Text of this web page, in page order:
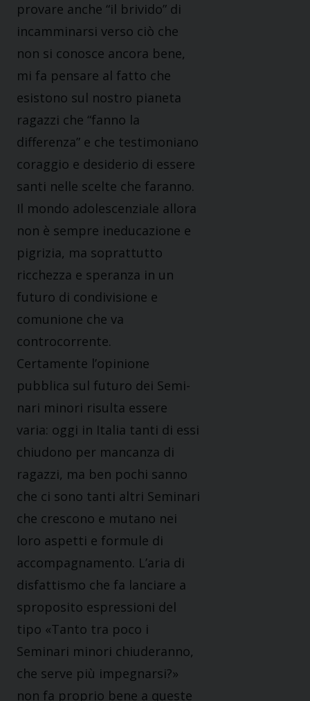
provare anche “il brivido” di
incamminarsi verso ciò che
non si conosce ancora bene,
mi fa pensare al fatto che
esistono sul nostro pianeta
ragazzi che “fanno la
differenza” e che testimoniano
coraggio e desiderio di essere
santi nelle scelte che faranno.
Il mondo adolescenziale allora
non è sempre ine­ducazione e
pigrizia, ma soprattutto
ricchezza e spe­ranza in un
futuro di condivisione e
comunione che va
controcorrente.
Certamente l’opinione
pubblica sul futuro dei Semi­
nari minori risulta essere
varia: oggi in Italia tanti di essi
chiudono per mancanza di
ragazzi, ma ben pochi sanno
che ci sono tanti altri Seminari
che crescono e mutano nei
loro aspetti e formule di
accompagnamen­to. L’aria di
disfattismo che fa lanciare a
sproposito espressioni del
tipo «Tanto tra poco i
Seminari minori chiuderanno,
che serve più impegnarsi?»
non fa proprio bene a queste